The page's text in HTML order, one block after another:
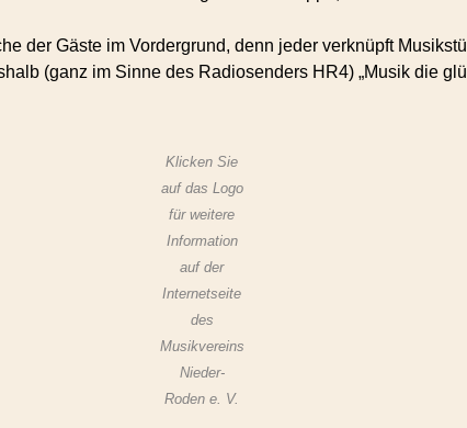
der Gäste im Vordergrund, denn jeder verknüpft
(ganz im Sinne des Radiosenders HR4) „Musik die
Klicken Sie
auf das Logo
für weitere
Information
auf der
Internetseite
des
Musikvereins
Nieder-
Roden e. V.